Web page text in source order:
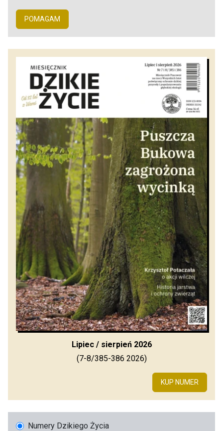
POMAGAM
Lipiec / sierpień 2026
(7-8/385-386 2026)
KUP NUMER
Numery Dzikiego Życia